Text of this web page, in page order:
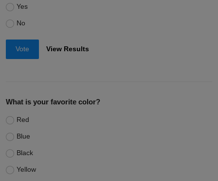
Yes
No
Vote View Results
What is your favorite color?
Red
Blue
Black
Yellow